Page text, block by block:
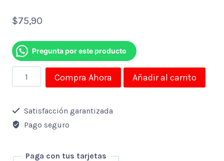
$75,90
Pregunta por este producto
Teclado
Logitech
Inalambrico
K600
Touchpad
Compra Ahora Añadir al carrito
Satisfacción garantizada
Pago seguro
Paga con tus tarjetas